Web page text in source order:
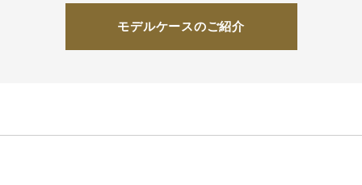
モデルケースのご紹介